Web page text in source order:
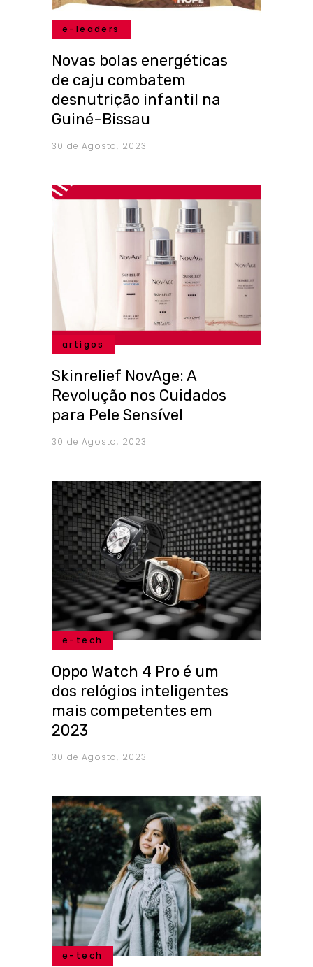
e-leaders
Novas bolas energéticas
de caju combatem
desnutrição infantil na
Guiné-Bissau
30 de Agosto, 2023
artigos
Skinrelief NovAge: A
Revolução nos Cuidados
para Pele Sensível
30 de Agosto, 2023
e-tech
Oppo Watch 4 Pro é um
dos relógios inteligentes
mais competentes em
2023
30 de Agosto, 2023
e-tech